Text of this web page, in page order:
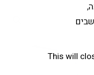
This will